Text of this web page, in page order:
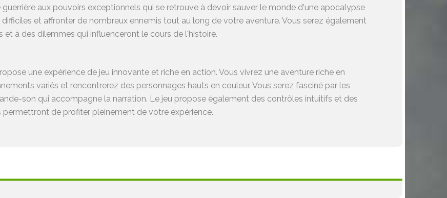
guerrière aux pouvoirs exceptionnels qui se retrouve à devoir sauver le monde d'une apocalypse
et affronter de nombreux ennemis tout au long de votre aventure. Vous serez également
à des dilemmes qui influenceront le cours de l'histoire.
une expérience de jeu innovante et riche en action. Vous vivrez une aventure riche en
variés et rencontrerez des personnages hauts en couleur. Vous serez fasciné par les
son qui accompagne la narration. Le jeu propose également des contrôles intuitifs et des
de profiter pleinement de votre expérience.